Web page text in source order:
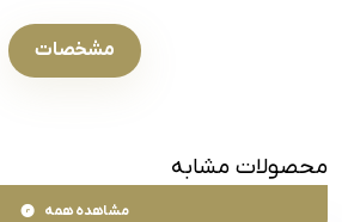
مشخصات
محصولات مشابه
مشاهده همه